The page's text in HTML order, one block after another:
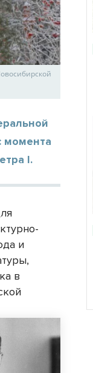
момента
I.
и
в